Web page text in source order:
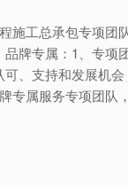
工总承包专项
牌专属：1、专项
、支持和发展机
属服务专项团队